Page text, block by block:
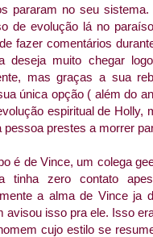
pararam no seu
de evolução lá no
fazer comentários
deseja muito chegar
mas graças a sua
única opção ( além do
espiritual de Holly,
pessoa prestes a morrer
é de Vince, um colega
tinha zero contato
a alma de Vince ja
avisou isso pra ele. Isso
cujo estilo se